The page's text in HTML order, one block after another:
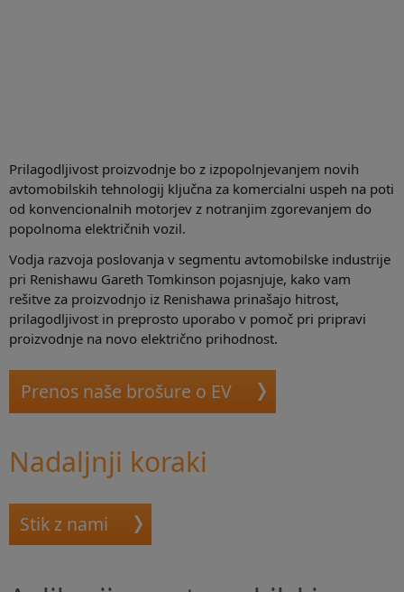
Prilagodljivost proizvodnje bo z izpopolnjevanjem novih
avtomobilskih tehnologij ključna za komercialni uspeh na poti
od konvencionalnih motorjev z notranjim zgorevanjem do
popolnoma električnih vozil.
Vodja razvoja poslovanja v segmentu avtomobilske industrije
pri Renishawu Gareth Tomkinson pojasnjuje, kako vam
rešitve za proizvodnjo iz Renishawa prinašajo hitrost,
prilagodljivost in preprosto uporabo v pomoč pri pripravi
proizvodnje na novo električno prihodnost.
Prenos naše brošure o EV
Nadaljnji koraki
Stik z nami